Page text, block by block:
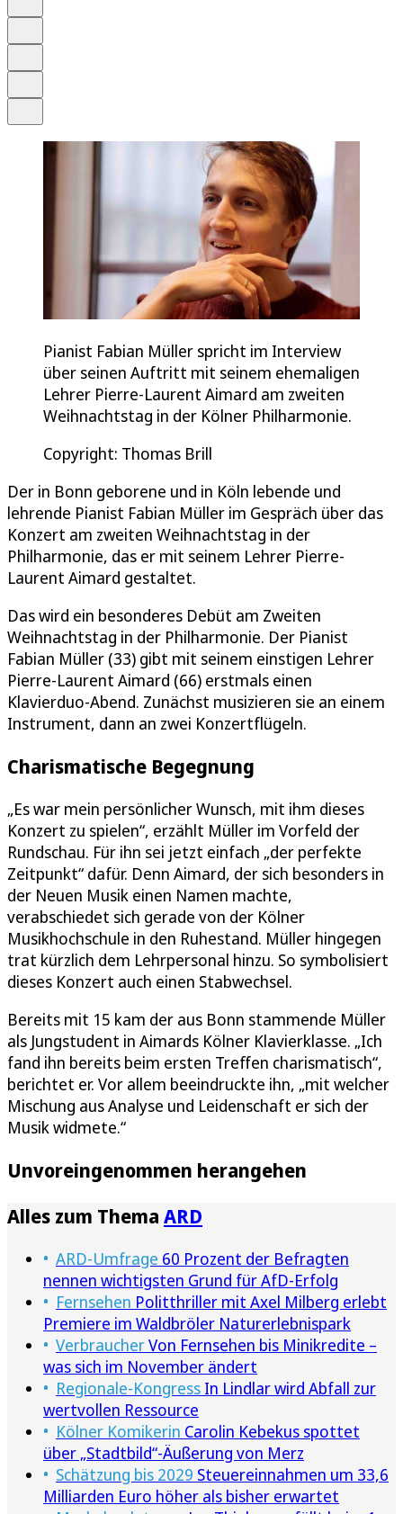
Pianist Fabian Müller spricht im Interview
über seinen Auftritt mit seinem ehemaligen
Lehrer Pierre-Laurent Aimard am zweiten
Weihnachtstag in der Kölner Philharmonie.
Copyright: Thomas Brill
Der in Bonn geborene und in Köln lebende und
lehrende Pianist Fabian Müller im Gespräch über das
Konzert am zweiten Weihnachtstag in der
Philharmonie, das er mit seinem Lehrer Pierre-
Laurent Aimard gestaltet.
Das wird ein besonderes Debüt am Zweiten
Weihnachtstag in der Philharmonie. Der Pianist
Fabian Müller (33) gibt mit seinem einstigen Lehrer
Pierre-Laurent Aimard (66) erstmals einen
Klavierduo-Abend. Zunächst musizieren sie an einem
Instrument, dann an zwei Konzertflügeln.
Charismatische Begegnung
„Es war mein persönlicher Wunsch, mit ihm dieses
Konzert zu spielen“, erzählt Müller im Vorfeld der
Rundschau. Für ihn sei jetzt einfach „der perfekte
Zeitpunkt“ dafür. Denn Aimard, der sich besonders in
der Neuen Musik einen Namen machte,
verabschiedet sich gerade von der Kölner
Musikhochschule in den Ruhestand. Müller hingegen
trat kürzlich dem Lehrpersonal hinzu. So symbolisiert
dieses Konzert auch einen Stabwechsel.
Bereits mit 15 kam der aus Bonn stammende Müller
als Jungstudent in Aimards Kölner Klavierklasse. „Ich
fand ihn bereits beim ersten Treffen charismatisch“,
berichtet er. Vor allem beeindruckte ihn, „mit welcher
Mischung aus Analyse und Leidenschaft er sich der
Musik widmete.“
Unvoreingenommen herangehen
Alles zum Thema ARD
ARD-Umfrage 60 Prozent der Befragten
nennen wichtigsten Grund für AfD-Erfolg
Fernsehen Politthriller mit Axel Milberg erlebt
Premiere im Waldbröler Naturerlebnispark
VerbraucherVon Fernsehen bis Minikredite –
was sich im November ändert
Regionale-Kongress In Lindlar wird Abfall zur
wertvollen Ressource
Kölner Komikerin Carolin Kebekus spottet
über „Stadtbild“-Äußerung von Merz
Schätzung bis 2029 Steuereinnahmen um 33,6
Milliarden Euro höher als bisher erwartet